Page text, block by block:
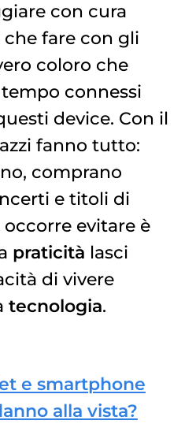
con cura
che fare con gli
coloro che
connessi
device. Con il
fanno tutto:
comprano
e titoli di
evitare è
praticità lasci
di vivere
tecnologia.
e smartphone
alla vista?